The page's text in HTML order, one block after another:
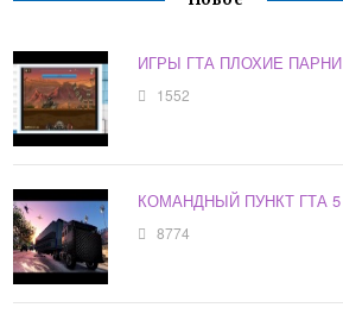
ИГРЫ ГТА ПЛОХИЕ ПАРНИ
1552
КОМАНДНЫЙ ПУНКТ ГТА 5
8774